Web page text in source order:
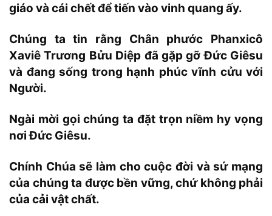
giáo và cái chết để tiến vào vinh quang ấy.
Chúng ta tin rằng Chân phước Phanxicô
Xaviê Trương Bửu Diệp đã gặp gỡ Đức Giêsu
và đang sống trong hạnh phúc vĩnh cửu với
Người.
Ngài mời gọi chúng ta đặt trọn niềm hy vọng
nơi Đức Giêsu.
Chính Chúa sẽ làm cho cuộc đời và sứ mạng
của chúng ta được bền vững, chứ không phải
của cải vật chất.